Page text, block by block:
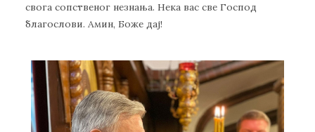
свога сопственог незнања. Нека вас све Господ
благослови. Амин, Боже дај!